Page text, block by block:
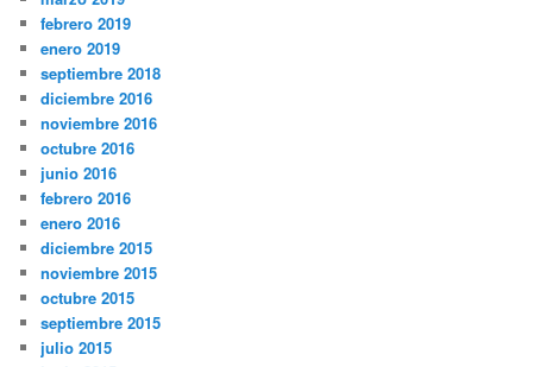
febrero 2019
enero 2019
septiembre 2018
diciembre 2016
noviembre 2016
octubre 2016
junio 2016
febrero 2016
enero 2016
diciembre 2015
noviembre 2015
octubre 2015
septiembre 2015
julio 2015